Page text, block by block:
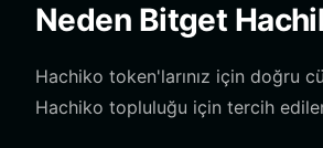
Neden Bitget
Hachiko token'larınız için doğru
Hachiko topluluğu için tercih